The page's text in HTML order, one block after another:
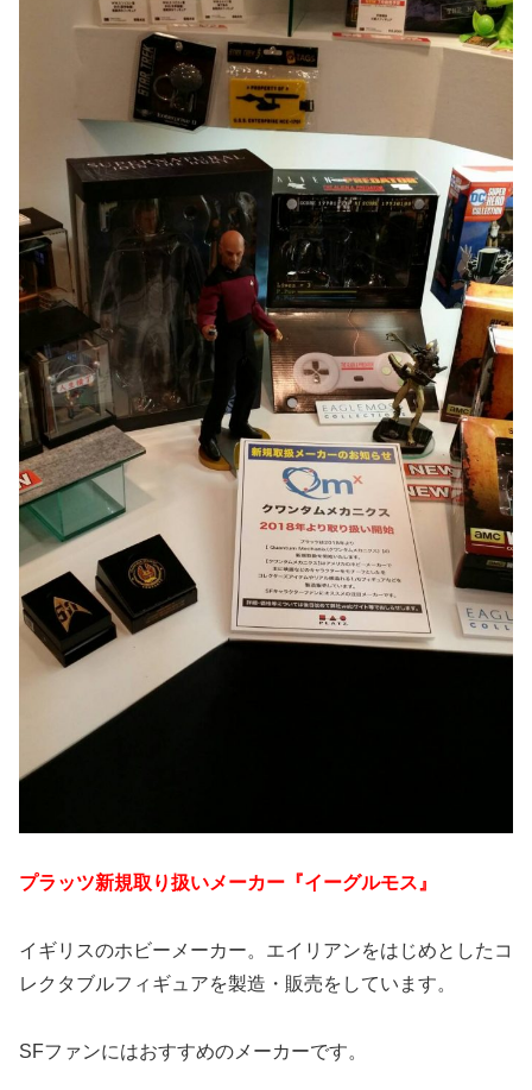
プラッツ新規取り扱いメーカー『イーグルモス』
イギリスのホビーメーカー。エイリアンをはじめとしたコ
レクタブルフィギュアを製造・販売をしています。
SFファンにはおすすめのメーカーです。